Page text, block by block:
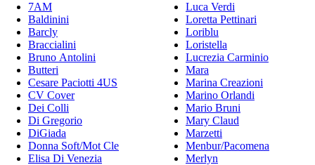
7AM
Baldinini
Barcly
Braccialini
Bruno Antolini
Butteri
Cesare Paciotti 4US
CV Cover
Dei Colli
Di Gregorio
DiGiada
Donna Soft/Mot Cle
Elisa Di Venezia
Luca Verdi
Loretta Pettinari
Loriblu
Loristella
Lucrezia Carminio
Mara
Marina Creazioni
Marino Orlandi
Mario Bruni
Mary Claud
Marzetti
Menbur/Pacomena
Merlyn